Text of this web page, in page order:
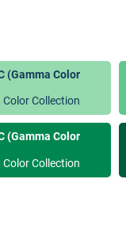
(Gamma Color
Collection
(Gamma Color
Collection